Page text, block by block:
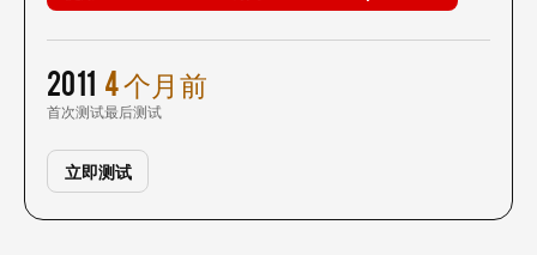
2011
首次测试
4 个月前
最后测试
立即测试